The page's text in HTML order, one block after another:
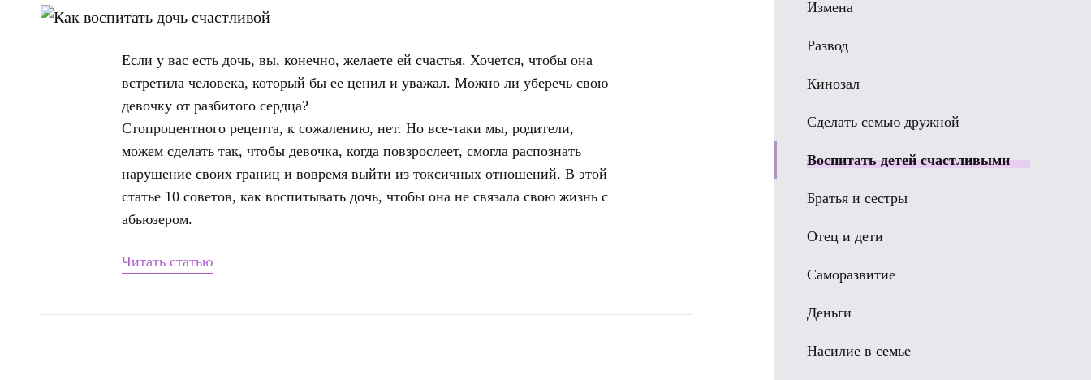
Если у вас есть дочь, вы, конечно, желаете ей счастья. Хочется, чтобы она
встретила человека, который бы ее ценил и уважал. Можно ли уберечь свою
девочку от разбитого сердца?
Стопроцентного рецепта, к сожалению, нет. Но все-таки мы, родители,
можем сделать так, чтобы девочка, когда повзрослеет, смогла распознать
нарушение своих границ и вовремя выйти из токсичных отношений. В этой
статье 10 советов, как воспитывать дочь, чтобы она не связала свою жизнь с
абьюзером.
Читать статью
Измена
Развод
Кинозал
Сделать семью дружной
Воспитать детей счастливыми
Братья и сестры
Отец и дети
Саморазвитие
Деньги
Насилие в семье